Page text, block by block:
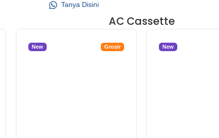
Tanya Disini
AC Cassette
New Grosir New